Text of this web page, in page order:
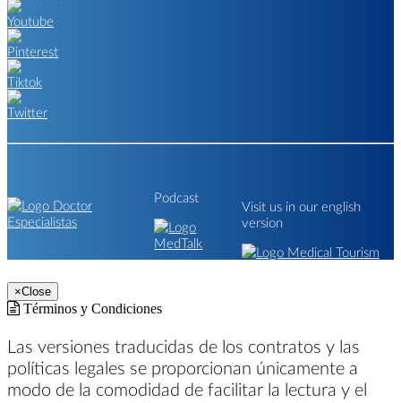
Podcast
Visit us in our english
version
×Close
Términos y Condiciones
Las versiones traducidas de los contratos y las
políticas legales se proporcionan únicamente a
modo de la comodidad de facilitar la lectura y el